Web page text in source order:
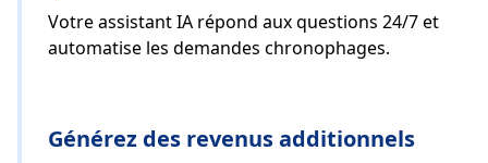
Votre assistant IA répond aux questions 24/7 et
automatise les demandes chronophages.
Générez des revenus additionnels